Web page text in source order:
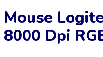
Mouse
8000 Dpi